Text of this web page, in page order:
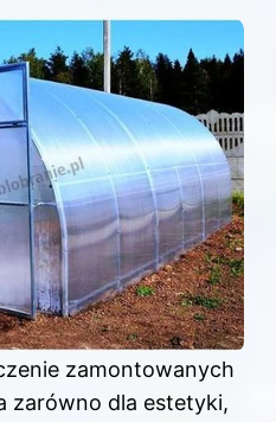
zamontowanych
zarówno dla estetyki,